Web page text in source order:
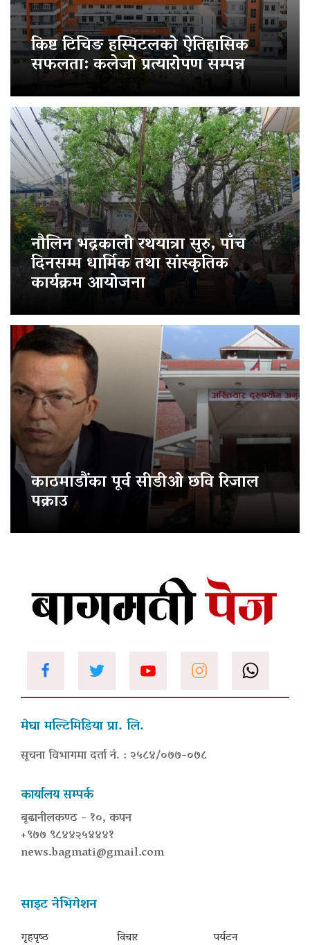
किष्ट टिचिङ हस्पिटलको ऐतिहासिक
सफलता: कलेजो प्रत्यारोपण सम्पन्न
नौलिन भद्रकाली रथयात्रा सुरु, पाँच
दिनसम्म धार्मिक तथा सांस्कृतिक
कार्यक्रम आयोजना
काठमाडौंका पूर्व सीडीओ छवि रिजाल
पक्राउ
मेघा मल्टिमिडिया प्रा. लि.
सूचना विभागमा दर्ता नं. : २५८४/०७७-०७८
कार्यालय सम्पर्क
बूढानीलकण्ठ - १०, कपन
+९७७ ९८४४२५४४४१
news.bagmati@gmail.com
साइट नेभिगेशन
गृहपृष्‍ठ विचार पर्यटन